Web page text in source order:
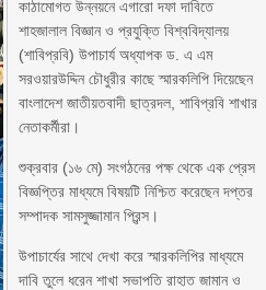
কাঠামোগত উন্নয়নে এগারো দফা দাবিতে
শাহজালাল বিজ্ঞান ও প্রযুক্তি বিশ্ববিদ্যালয়
(শাবিপ্রবি) উপাচার্য অধ্যাপক ড. এ এম
সরওয়ারউদ্দিন চৌধুরীর কাছে স্মারকলিপি দিয়েছেন
বাংলাদেশ জাতীয়তবাদী ছাত্রদল, শাবিপ্রবি শাখার
নেতাকর্মীরা।
শুক্রবার (১৬ মে) সংগঠনের পক্ষ থেকে এক প্রেস
বিজ্ঞপ্তির মাধ্যমে বিষয়টি নিশ্চিত করেছেন দপ্তর
সম্পাদক সামসুজ্জামান প্রিন্স।
উপাচার্যের সাথে দেখা করে স্মারকলিপির মাধ্যমে
দাবি তুলে ধরেন শাখা সভাপতি রাহাত জামান ও